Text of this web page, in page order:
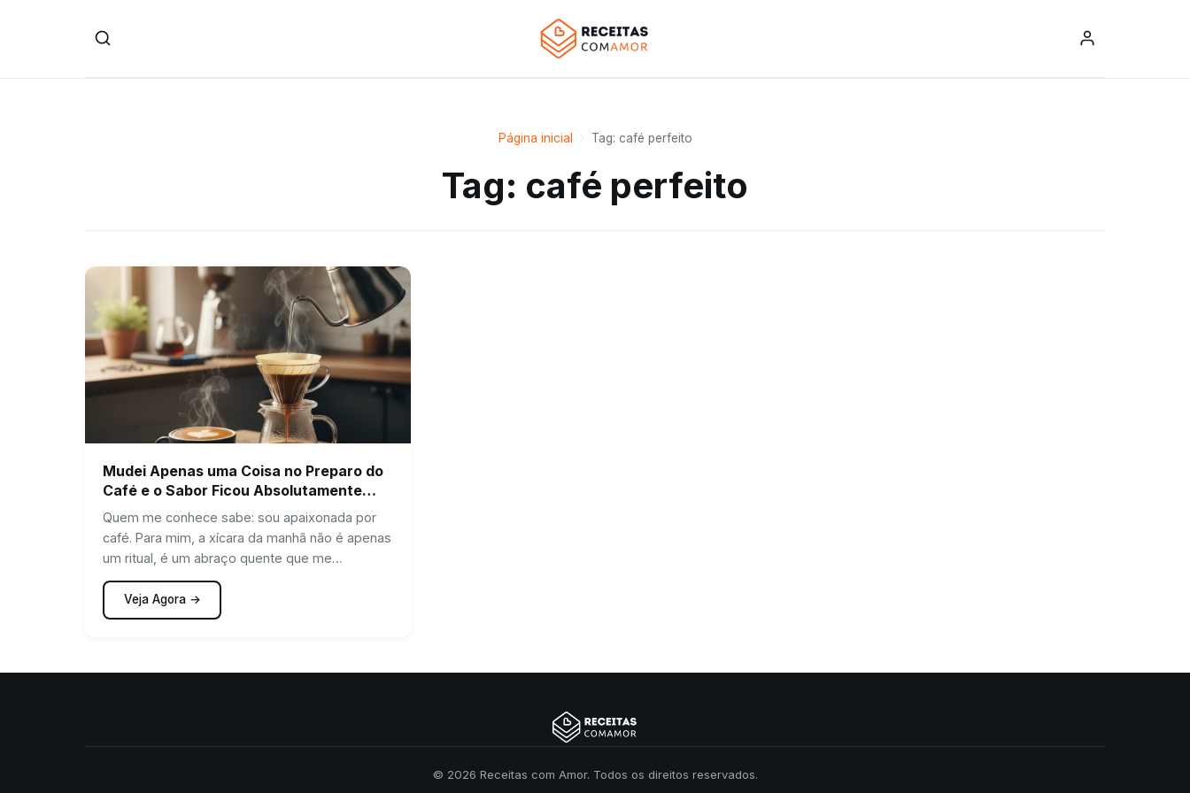
Página inicial Tag: café perfeito
Tag: café perfeito
Mudei Apenas uma Coisa no Preparo do
Café e o Sabor Ficou Absolutamente
Profissional!
Quem me conhece sabe: sou apaixonada por
café. Para mim, a xícara da manhã não é apenas
um ritual, é um abraço quente que me…
Veja Agora →
© 2026 Receitas com Amor. Todos os direitos reservados.